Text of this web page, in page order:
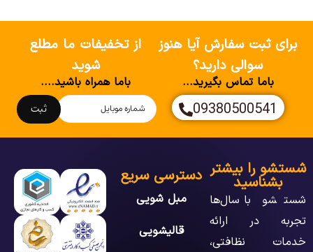
برای ثبت سفارش آیا هنوز
سوالی دارید؟
باما تماس بگیرید...
09380500541
از تخفیفات ما مطلع
شوید
باما همراه باشید....
ثبت
شستشو را بیشتر
بشناسید
شستشو با سال‌ها
تجربه در ارائه
خدمات نظافتی،
دسترسی سریع
مبل شویی
قالیشویی